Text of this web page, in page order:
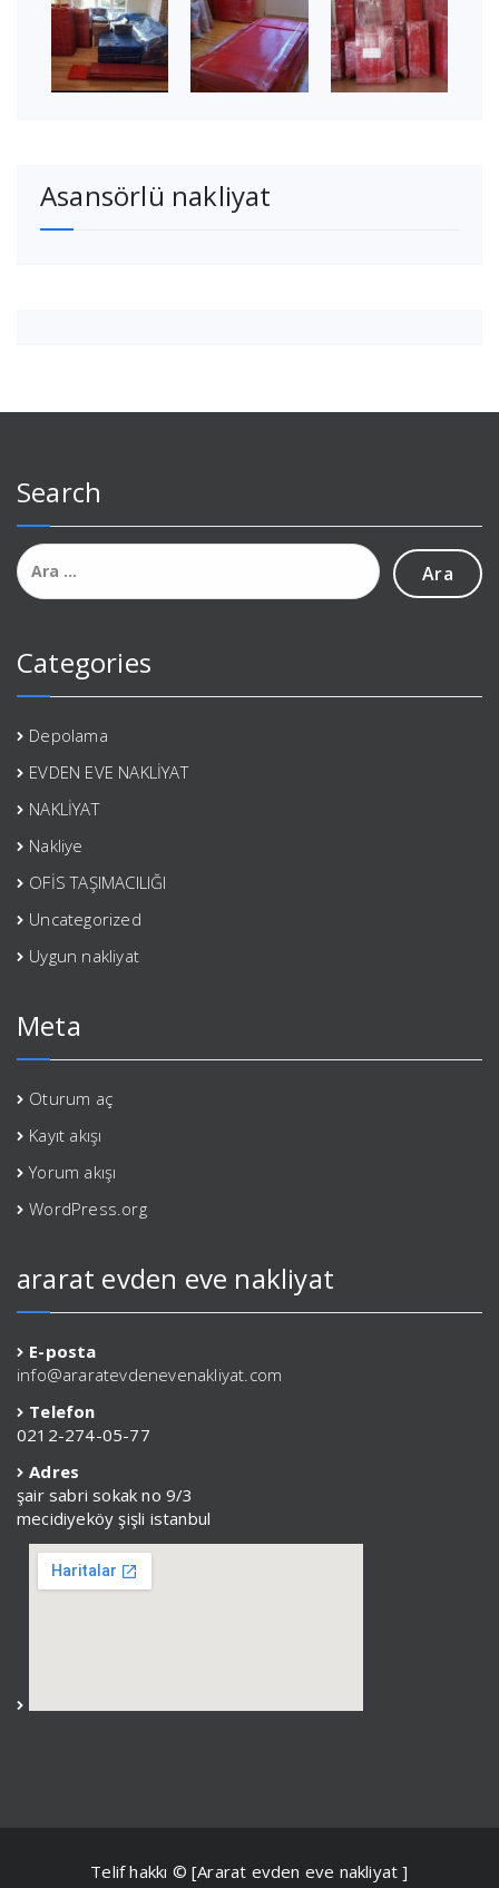
Asansörlü nakliyat
Search
Arama:
Categories
Depolama
EVDEN EVE NAKLİYAT
NAKLİYAT
Nakliye
OFİS TAŞIMACILIĞI
Uncategorized
Uygun nakliyat
Meta
Oturum aç
Kayıt akışı
Yorum akışı
WordPress.org
ararat evden eve nakliyat
E-posta
info@araratevdenevenakliyat.com
Telefon
0212-274-05-77
Adres
şair sabri sokak no 9/3
mecidiyeköy şişli istanbul
Telif hakkı © [Ararat evden eve nakliyat ]